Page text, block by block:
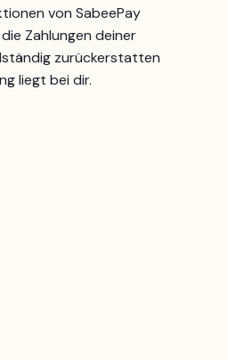
von SabeePay
Zahlungen deiner
zurückerstatten
liegt bei dir.